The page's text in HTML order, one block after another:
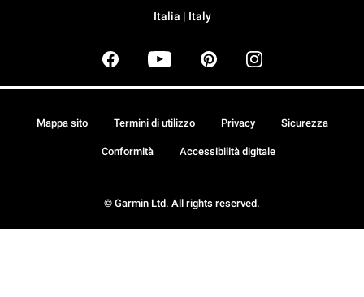
Italia | Italy
© Garmin Ltd. All rights reserved.
Mappa sito Termini di utilizzo Privacy Sicurezza
Conformità Accessibilità digitale